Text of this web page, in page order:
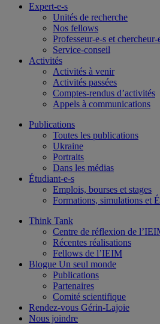
Expert-e-s
Unités de recherche
Nos fellows
Professeur-e-s et chercheur-
Service-conseil
Activités
Activités à venir
Activités passées
Comptes-rendus d’activités
Appels à communications
Publications
Toutes les publications
Ukraine
Portraits
Dans les médias
Étudiant-e-s
Emplois, bourses et stages
Formations, simulations et
Think Tank
Centre de réflexion de
Récentes réalisations
Fellows de l’IEIM
Blogue Un seul monde
Publications
Partenaires
Comité scientifique
Rendez-vous Gérin-Lajoie
Nous joindre